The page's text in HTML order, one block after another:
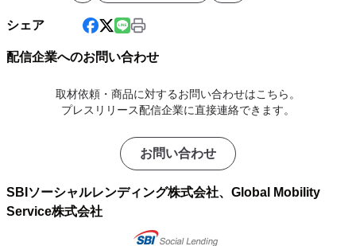
シェア
配信企業へのお問い合わせ
取材依頼・商品に対するお問い合わせはこちら。
プレスリリース配信企業に直接連絡できます。
お問い合わせ
SBIソーシャルレンディング株式会社、Global Mobility
Service株式会社